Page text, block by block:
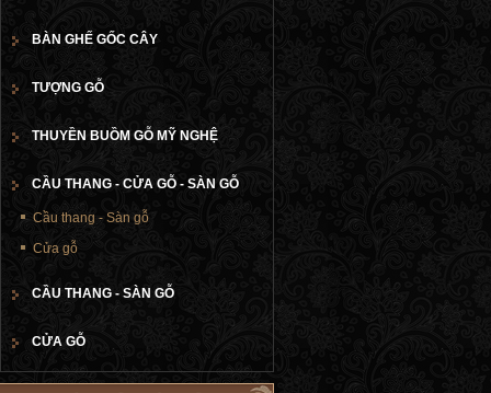
BÀN GHẾ GỐC CÂY
TƯỢNG GỖ
THUYỀN BUỒM GỖ MỸ NGHỆ
CẦU THANG - CỬA GỖ - SÀN GỖ
Cầu thang - Sàn gỗ
Cửa gỗ
CẦU THANG - SÀN GỖ
CỬA GỖ